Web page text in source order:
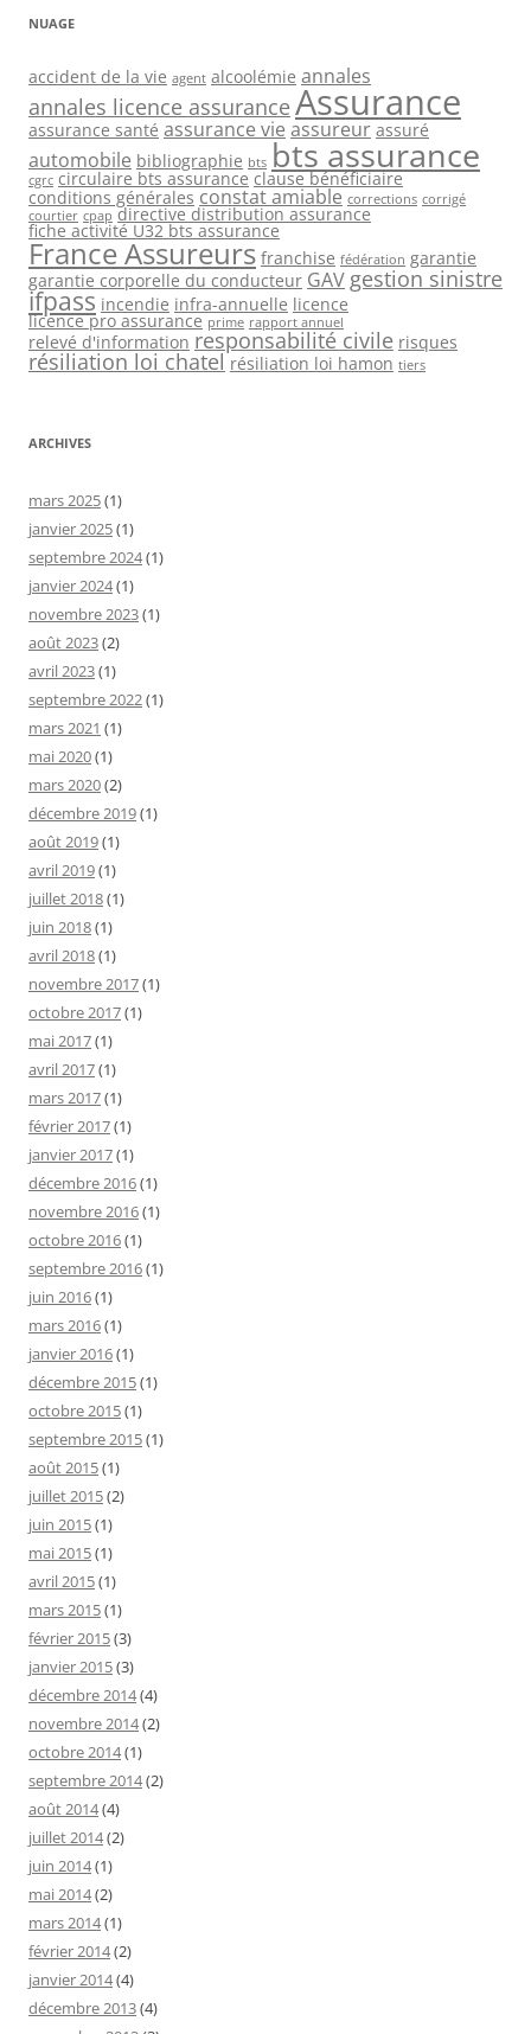
NUAGE
accident de la vie agent alcoolémie annales
annales licence assurance Assurance
assurance santé assurance vie assureur assuré
automobile bibliographie bts bts assurance
cgrc circulaire bts assurance clause bénéficiaire
conditions générales constat amiable corrections corrigé
courtier cpap directive distribution assurance
fiche activité U32 bts assurance
France Assureurs franchise fédération garantie
garantie corporelle du conducteur GAV gestion sinistre
ifpass incendie infra-annuelle licence
licence pro assurance prime rapport annuel
relevé d'information responsabilité civile risques
résiliation loi chatel résiliation loi hamon tiers
ARCHIVES
mars 2025(1)
janvier 2025(1)
septembre 2024(1)
janvier 2024(1)
novembre 2023(1)
août 2023(2)
avril 2023(1)
septembre 2022(1)
mars 2021 (1)
mai 2020(1)
mars 2020(2)
décembre 2019(1)
août 2019(1)
avril 2019(1)
juillet 2018(1)
juin 2018(1)
avril 2018(1)
novembre 2017(1)
octobre 2017(1)
mai 2017(1)
avril 2017(1)
mars 2017(1)
février 2017(1)
janvier 2017(1)
décembre 2016(1)
novembre 2016(1)
octobre 2016(1)
septembre 2016(1)
juin 2016(1)
mars 2016(1)
janvier 2016(1)
décembre 2015(1)
octobre 2015(1)
septembre 2015(1)
août 2015(1)
juillet 2015(2)
juin 2015(1)
mai 2015(1)
avril 2015(1)
mars 2015(1)
février 2015(3)
janvier 2015(3)
décembre 2014(4)
novembre 2014(2)
octobre 2014(1)
septembre 2014(2)
août 2014(4)
juillet 2014(2)
juin 2014(1)
mai 2014(2)
mars 2014(1)
février 2014(2)
janvier 2014(4)
décembre 2013(4)